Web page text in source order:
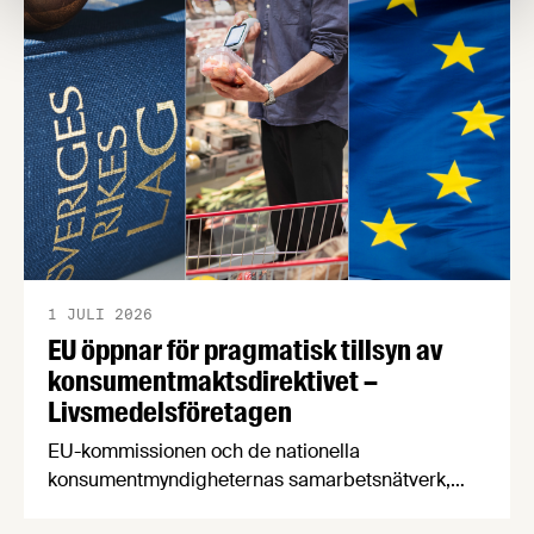
publicerade i april i år. Konsumentmaktsdirektivet
(ECGT) är ett EU-direktiv som ska göra det lättare
för konsumenter att fatta hållbara och …
EU öppnar för pragmatisk tillsyn av
konsumentmaktsdirektivet –
Livsmedelsföretagen
1 JULI 2026
EU-kommissionen och de nationella
konsumentmyndigheternas samarbetsnätverk,